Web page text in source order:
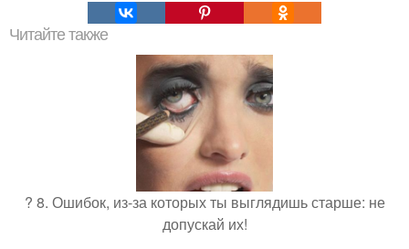
Читайте также
? 8. Ошибок, из-за которых ты выглядишь старше: не
допускай их!